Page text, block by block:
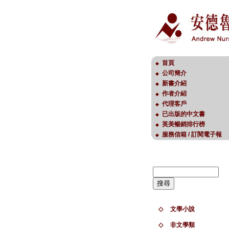
◆ 首頁
◆ 公司簡介
◆ 新書介紹
◆ 作者介紹
◆ 代理客戶
◆ 已出版的中文書
◆ 英美暢銷排行榜
◆ 服務信箱 / 訂閱電子報
◇ 文學小說
◇ 非文學類